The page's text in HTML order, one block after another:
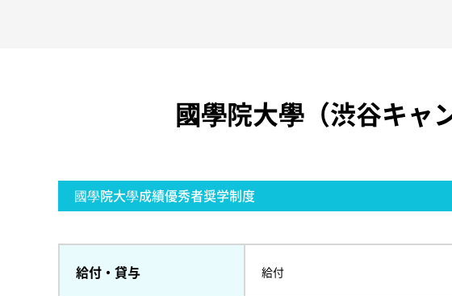
國學院大學（渋谷キャ
國學院大學成績優秀者奨学制度
給付・貸与 給付